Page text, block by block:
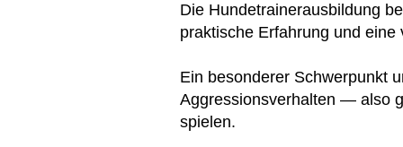
Die Hundetrainerausbildung
praktische Erfahrung und
Ein besonderer Schwerpunkt
Aggressionsverhalten — also
spielen.